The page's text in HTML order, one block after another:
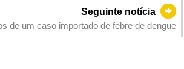
Seguinte notícia
de um caso importado de febre de dengue